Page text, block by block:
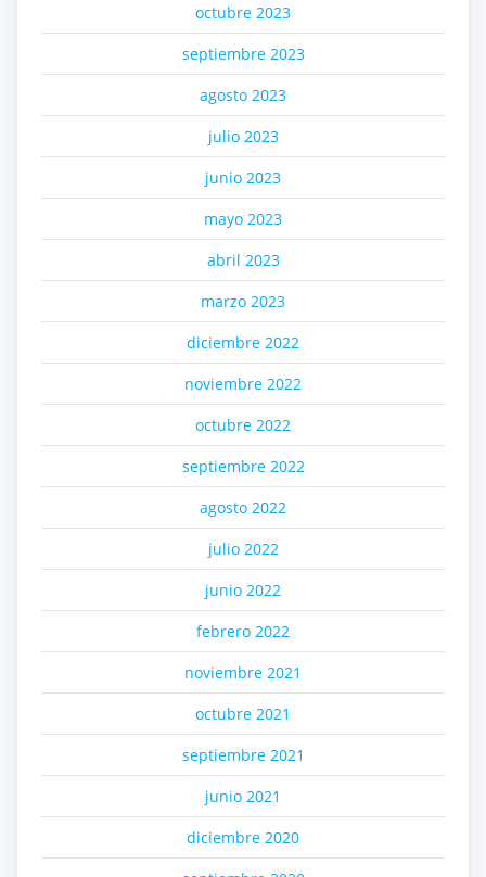
octubre 2023
septiembre 2023
agosto 2023
julio 2023
junio 2023
mayo 2023
abril 2023
marzo 2023
diciembre 2022
noviembre 2022
octubre 2022
septiembre 2022
agosto 2022
julio 2022
junio 2022
febrero 2022
noviembre 2021
octubre 2021
septiembre 2021
junio 2021
diciembre 2020